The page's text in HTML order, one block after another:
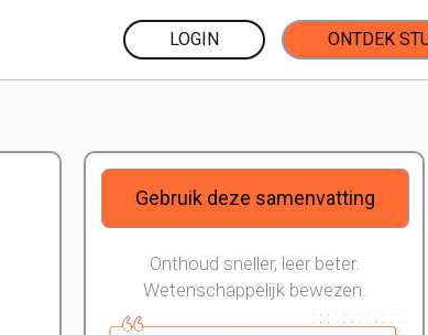
LOGIN ONTDEK
Gebruik deze samenvatting
Onthoud sneller, leer beter.
Wetenschappelijk bewezen.